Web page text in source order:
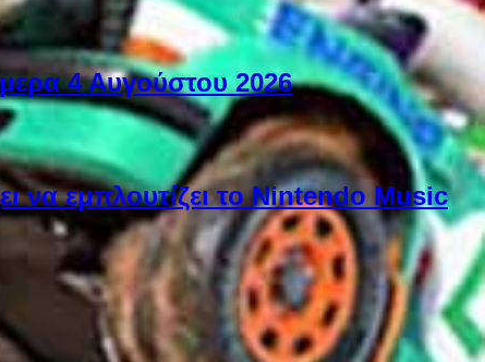
4 Αυγούστου 2026
να εμπλουτίζει το Nintendo Music